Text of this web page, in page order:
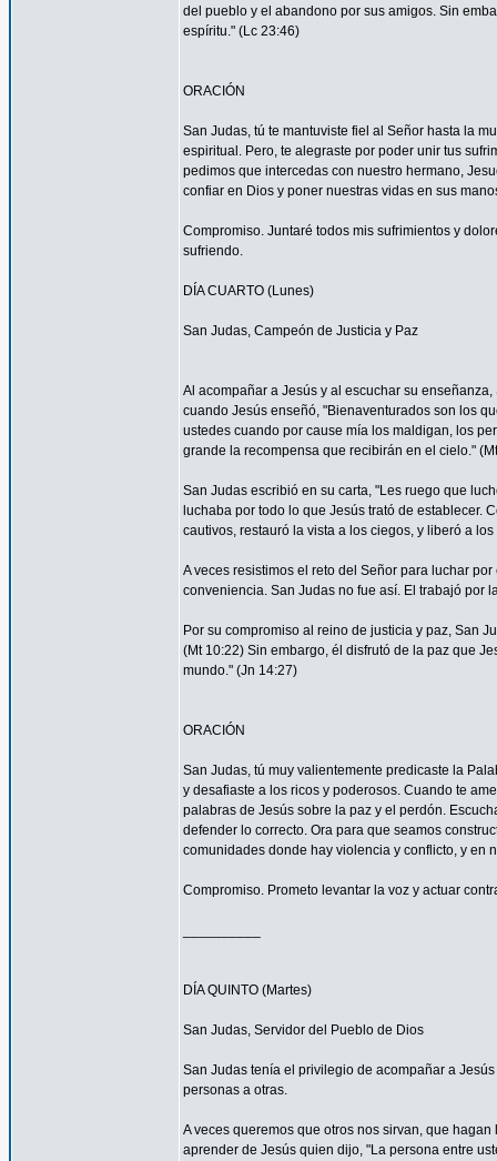
del pueblo y el abandono por sus amigos. Sin
espíritu." (Lc 23:46)
ORACIÓN
San Judas, tú te mantuviste fiel al Señor hasta la
espiritual. Pero, te alegraste por poder unir tus
pedimos que intercedas con nuestro hermano,
confiar en Dios y poner nuestras vidas en sus
Compromiso. Juntaré todos mis sufrimientos y
sufriendo.
DÍA CUARTO (Lunes)
San Judas, Campeón de Justicia y Paz
Al acompañar a Jesús y al escuchar su
cuando Jesús enseñó, "Bienaventurados son los
ustedes cuando por cause mía los maldigan, los
grande la recompensa que recibirán en el cielo."
San Judas escribió en su carta, "Les ruego que
luchaba por todo lo que Jesús trató de establecer.
cautivos, restauró la vista a los ciegos, y liberó a
A veces resistimos el reto del Señor para luchar
conveniencia. San Judas no fue así. El trabajó por
Por su compromiso al reino de justicia y paz, San
(Mt 10:22) Sin embargo, él disfrutó de la paz que
mundo." (Jn 14:27)
ORACIÓN
San Judas, tú muy valientemente predicaste la
y desafiaste a los ricos y poderosos. Cuando te
palabras de Jesús sobre la paz y el perdón.
defender lo correcto. Ora para que seamos
comunidades donde hay violencia y conflicto, y en
Compromiso. Prometo levantar la voz y actuar
DÍA QUINTO (Martes)
San Judas, Servidor del Pueblo de Dios
San Judas tenía el privilegio de acompañar a
personas a otras.
A veces queremos que otros nos sirvan, que
aprender de Jesús quien dijo, "La persona entre